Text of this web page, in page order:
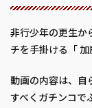
非行少年の更生か
チを手掛ける「 加
動画の内容は、自
すべくガチンコで